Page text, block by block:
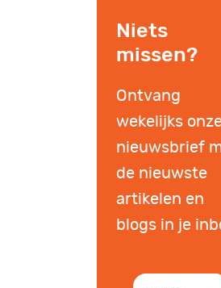
Niets
missen?
Ontvang
wekelijks
nieuwsbrief
de nieuwste
artikelen en
blogs in je